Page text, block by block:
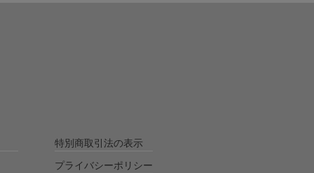
特別商取引法の表示
プライバシーポリシー